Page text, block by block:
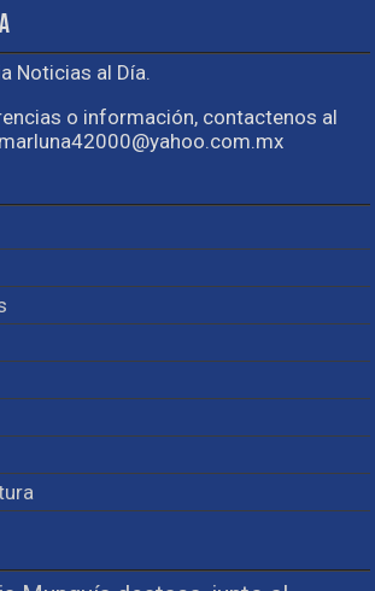
Noticias al Día.
o información, contactenos al